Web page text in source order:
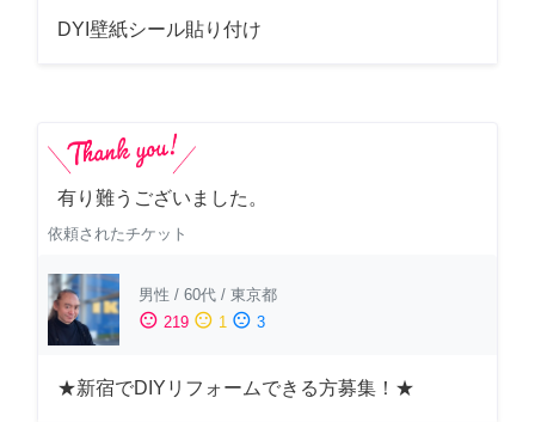
DYI壁紙シール貼り付け
有り難うございました。
依頼されたチケット
男性 / 60代 / 東京都
sentiment_satisfied 219 sentiment_neutral 1 sentiment_dissatisfied 3
★新宿でDIYリフォームできる方募集！★